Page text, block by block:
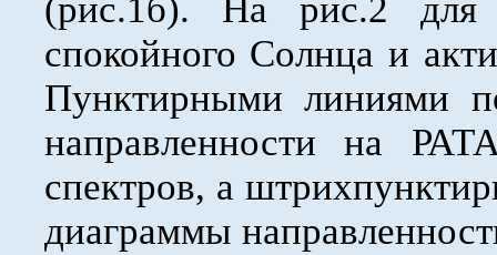
(рис.1б). На рис.2 для
спокойного Солнца и
Пунктирными линиями
направленности на
спектров, а
диаграммы